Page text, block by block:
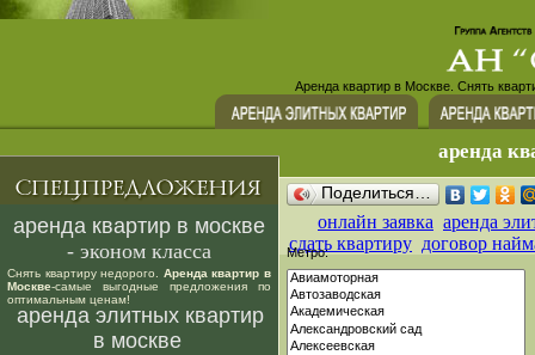
Аренда квартир в Москве. Снять
аренда
аренда квартир в москве
- эконом класса
Снять квартиру недорого. Аренда квартир в
Москве-самые выгодные предложения по
оптимальным ценам!
аренда элитных квартир
в москве
Поделиться…
онлайн заявка аренда
сдать квартиру договор
Метро: